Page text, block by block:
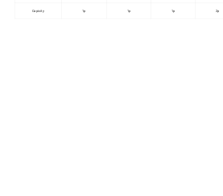
Capicity 1p 1p 1p 2p